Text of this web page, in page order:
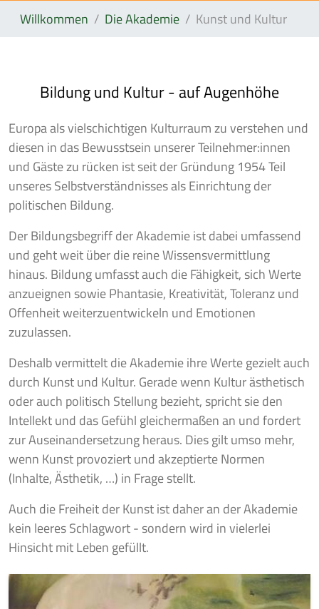
Willkommen Die Akademie Kunst und Kultur
Bildung und Kultur - auf Augenhöhe
Europa als vielschichtigen Kulturraum zu verstehen und
diesen in das Bewusstsein unserer Teilnehmer:innen
und Gäste zu rücken ist seit der Gründung 1954 Teil
unseres Selbstverständnisses als Einrichtung der
politischen Bildung.
Der Bildungsbegriff der Akademie ist dabei umfassend
und geht weit über die reine Wissensvermittlung
hinaus. Bildung umfasst auch die Fähigkeit, sich Werte
anzueignen sowie Phantasie, Kreativität, Toleranz und
Offenheit weiterzuentwickeln und Emotionen
zuzulassen.
Deshalb vermittelt die Akademie ihre Werte gezielt auch
durch Kunst und Kultur. Gerade wenn Kultur ästhetisch
oder auch politisch Stellung bezieht, spricht sie den
Intellekt und das Gefühl gleichermaßen an und fordert
zur Auseinandersetzung heraus. Dies gilt umso mehr,
wenn Kunst provoziert und akzeptierte Normen
(Inhalte, Ästhetik, …) in Frage stellt.
Auch die Freiheit der Kunst ist daher an der Akademie
kein leeres Schlagwort - sondern wird in vielerlei
Hinsicht mit Leben gefüllt.